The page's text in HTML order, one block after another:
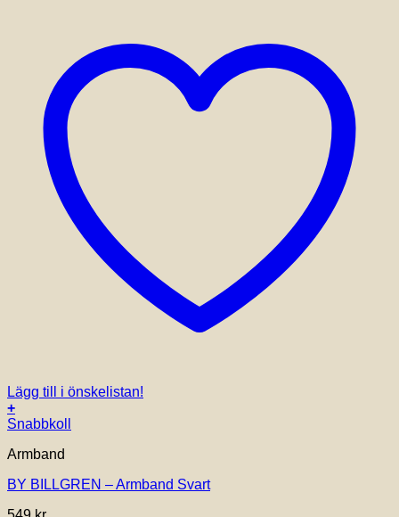
Lägg till i önskelistan!
+
Den
produkten
flera
Snabbkoll
Armband
BY BILLGREN – Armband Svart